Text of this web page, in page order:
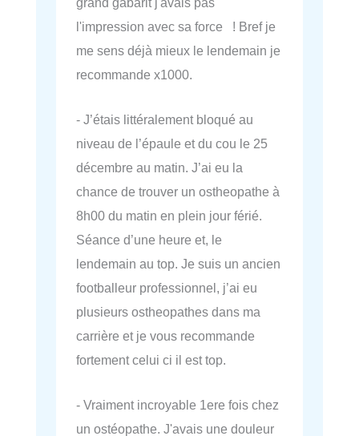
l'impression avec sa force ! Bref je
me sens déjà mieux le lendemain je
recommande x1000.
- J’étais littéralement bloqué au
niveau de l’épaule et du cou le 25
décembre au matin. J’ai eu la
chance de trouver un ostheopathe à
8h00 du matin en plein jour férié.
Séance d’une heure et, le
lendemain au top. Je suis un ancien
footballeur professionnel, j’ai eu
plusieurs ostheopathes dans ma
carrière et je vous recommande
fortement celui ci il est top.
- Vraiment incroyable 1ere fois chez
un ostéopathe. J'avais une douleur